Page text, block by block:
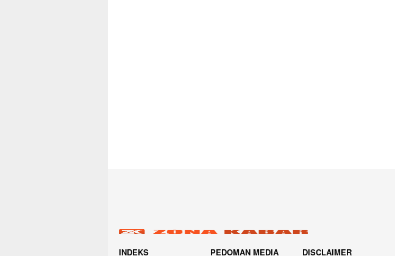
INDEKS PEDOMAN MEDIA DISCLAIMER